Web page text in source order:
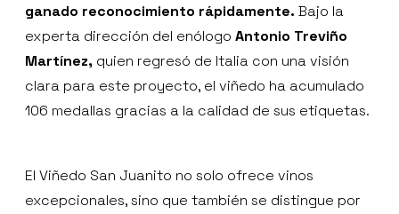
ganado reconocimiento rápidamente. Bajo la
experta dirección del enólogo Antonio Treviño
Martínez, quien regresó de Italia con una visión
clara para este proyecto, el viñedo ha acumulado
106 medallas gracias a la calidad de sus etiquetas.
El Viñedo San Juanito no solo ofrece vinos
excepcionales, sino que también se distingue por